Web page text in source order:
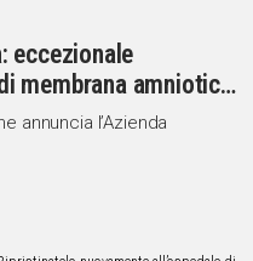
eccezionale
membrana amniotica
annuncia l’Azienda